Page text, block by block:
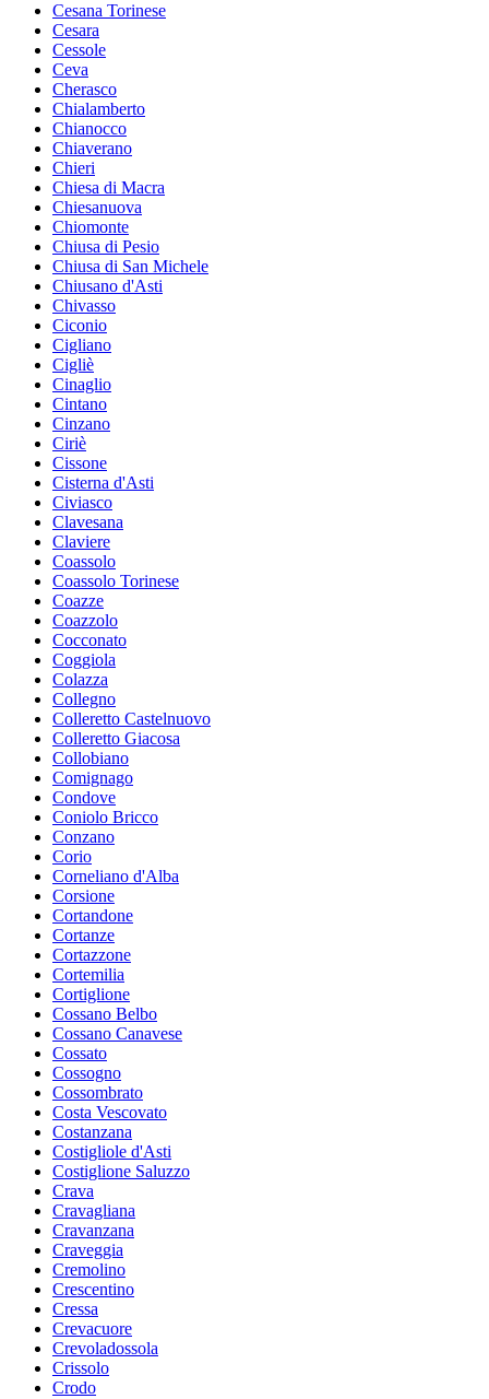
Cesana Torinese
Cesara
Cessole
Ceva
Cherasco
Chialamberto
Chianocco
Chiaverano
Chieri
Chiesa di Macra
Chiesanuova
Chiomonte
Chiusa di Pesio
Chiusa di San Michele
Chiusano d'Asti
Chivasso
Ciconio
Cigliano
Cigliè
Cinaglio
Cintano
Cinzano
Ciriè
Cissone
Cisterna d'Asti
Civiasco
Clavesana
Claviere
Coassolo
Coassolo Torinese
Coazze
Coazzolo
Cocconato
Coggiola
Colazza
Collegno
Colleretto Castelnuovo
Colleretto Giacosa
Collobiano
Comignago
Condove
Coniolo Bricco
Conzano
Corio
Corneliano d'Alba
Corsione
Cortandone
Cortanze
Cortazzone
Cortemilia
Cortiglione
Cossano Belbo
Cossano Canavese
Cossato
Cossogno
Cossombrato
Costa Vescovato
Costanzana
Costigliole d'Asti
Costiglione Saluzzo
Crava
Cravagliana
Cravanzana
Craveggia
Cremolino
Crescentino
Cressa
Crevacuore
Crevoladossola
Crissolo
Crodo